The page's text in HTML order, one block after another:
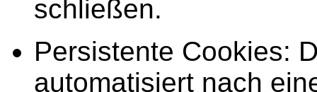
schließen.
Persistente Cookies:
automatisiert nach